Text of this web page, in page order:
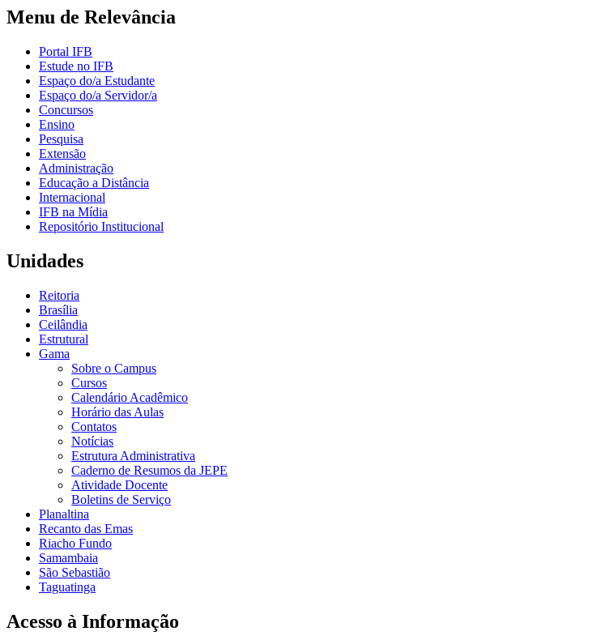
Menu de Relevância
Portal IFB
Estude no IFB
Espaço do/a Estudante
Espaço do/a Servidor/a
Concursos
Ensino
Pesquisa
Extensão
Administração
Educação a Distância
Internacional
IFB na Mídia
Repositório Institucional
Unidades
Reitoria
Brasília
Ceilândia
Estrutural
Gama
Sobre o Campus
Cursos
Calendário Acadêmico
Horário das Aulas
Contatos
Notícias
Estrutura Administrativa
Caderno de Resumos da JEPE
Atividade Docente
Boletins de Serviço
Planaltina
Recanto das Emas
Riacho Fundo
Samambaia
São Sebastião
Taguatinga
Acesso à Informação